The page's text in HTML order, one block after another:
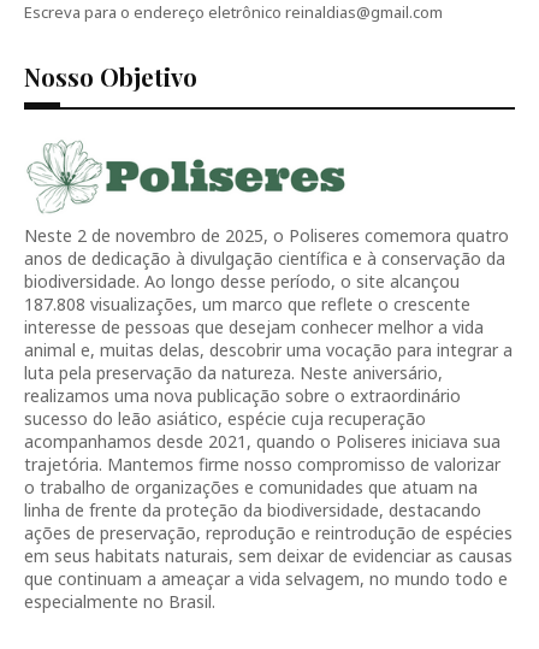
Escreva para o endereço eletrônico reinaldias@gmail.com
Nosso Objetivo
Neste 2 de novembro de 2025, o Poliseres comemora quatro
anos de dedicação à divulgação científica e à conservação da
biodiversidade. Ao longo desse período, o site alcançou
187.808 visualizações, um marco que reflete o crescente
interesse de pessoas que desejam conhecer melhor a vida
animal e, muitas delas, descobrir uma vocação para integrar a
luta pela preservação da natureza. Neste aniversário,
realizamos uma nova publicação sobre o extraordinário
sucesso do leão asiático, espécie cuja recuperação
acompanhamos desde 2021, quando o Poliseres iniciava sua
trajetória. Mantemos firme nosso compromisso de valorizar
o trabalho de organizações e comunidades que atuam na
linha de frente da proteção da biodiversidade, destacando
ações de preservação, reprodução e reintrodução de espécies
em seus habitats naturais, sem deixar de evidenciar as causas
que continuam a ameaçar a vida selvagem, no mundo todo e
especialmente no Brasil.